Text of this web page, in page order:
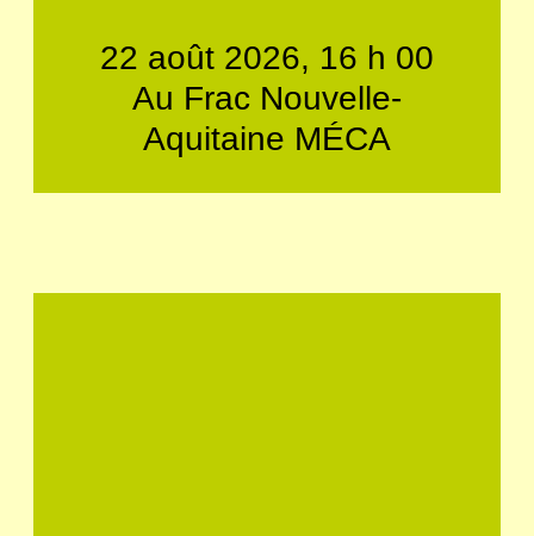
22 août 2026, 16 h 00
Au Frac Nouvelle-
Aquitaine MÉCA